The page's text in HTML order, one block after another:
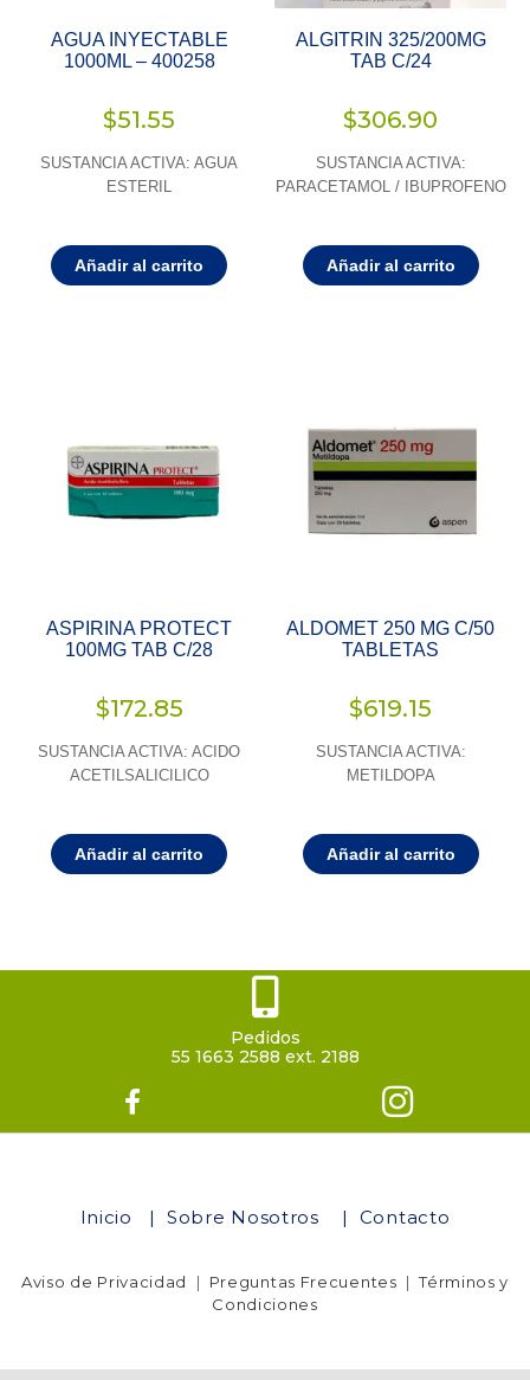
AGUA INYECTABLE
1000ML – 400258
$51.55
SUSTANCIA ACTIVA: AGUA
ESTERIL
Añadir al carrito
ALGITRIN 325/200MG
TAB C/24
$306.90
SUSTANCIA ACTIVA:
PARACETAMOL / IBUPROFENO
Añadir al carrito
ASPIRINA PROTECT
100MG TAB C/28
$172.85
SUSTANCIA ACTIVA: ACIDO
ACETILSALICILICO
Añadir al carrito
ALDOMET 250 MG C/50
TABLETAS
$619.15
SUSTANCIA ACTIVA:
METILDOPA
Añadir al carrito
Pedidos
55 1663 2588 ext. 2188
Inicio |Sobre Nosotros | Contacto
Aviso de Privacidad | Preguntas Frecuentes |Términos y
Condiciones